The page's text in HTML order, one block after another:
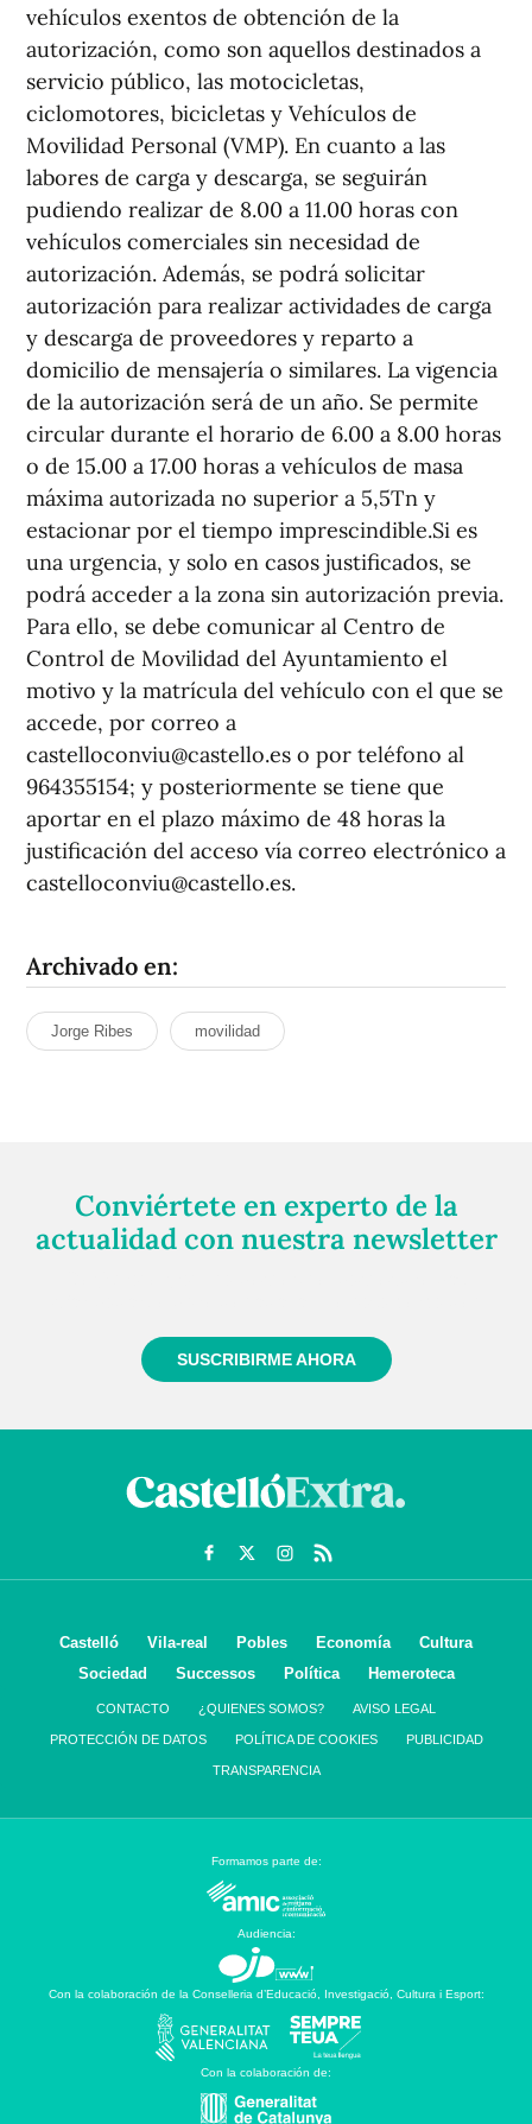
vehículos exentos de obtención de la
autorización, como son aquellos destinados a
servicio público, las motocicletas,
ciclomotores, bicicletas y Vehículos de
Movilidad Personal (VMP). En cuanto a las
labores de carga y descarga, se seguirán
pudiendo realizar de 8.00 a 11.00 horas con
vehículos comerciales sin necesidad de
autorización. Además, se podrá solicitar
autorización para realizar actividades de carga
y descarga de proveedores y reparto a
domicilio de mensajería o similares. La vigencia
de la autorización será de un año. Se permite
circular durante el horario de 6.00 a 8.00 horas
o de 15.00 a 17.00 horas a vehículos de masa
máxima autorizada no superior a 5,5Tn y
estacionar por el tiempo imprescindible.Si es
una urgencia, y solo en casos justificados, se
podrá acceder a la zona sin autorización previa.
Para ello, se debe comunicar al Centro de
Control de Movilidad del Ayuntamiento el
motivo y la matrícula del vehículo con el que se
accede, por correo a
castelloconviu@castello.es o por teléfono al
964355154; y posteriormente se tiene que
aportar en el plazo máximo de 48 horas la
justificación del acceso vía correo electrónico a
castelloconviu@castello.es.
Archivado en:
Jorge Ribes movilidad
Conviértete en experto de la
actualidad con nuestra newsletter
SUSCRIBIRME AHORA
Castelló Vila-real Pobles Economía
Cultura
Sociedad
Successos Política Hemeroteca
CONTACTO ¿QUIENES SOMOS? AVISO LEGAL
PROTECCIÓN DE DATOS POLÍTICA DE COOKIES PUBLICIDAD
TRANSPARENCIA
Formamos parte de:
Audiencia:
Con la colaboración de la Conselleria d’Educació, Investigació, Cultura i Esport:
Con la colaboración de: